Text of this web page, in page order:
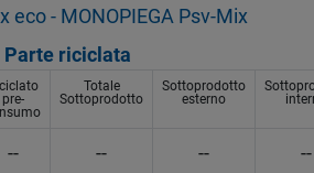
eco - MONOPIEGA Psv-Mix
Parte riciclata
pre-
Totale
Sottoprodotto
Sottoprodotto
esterno
-- -- -- --